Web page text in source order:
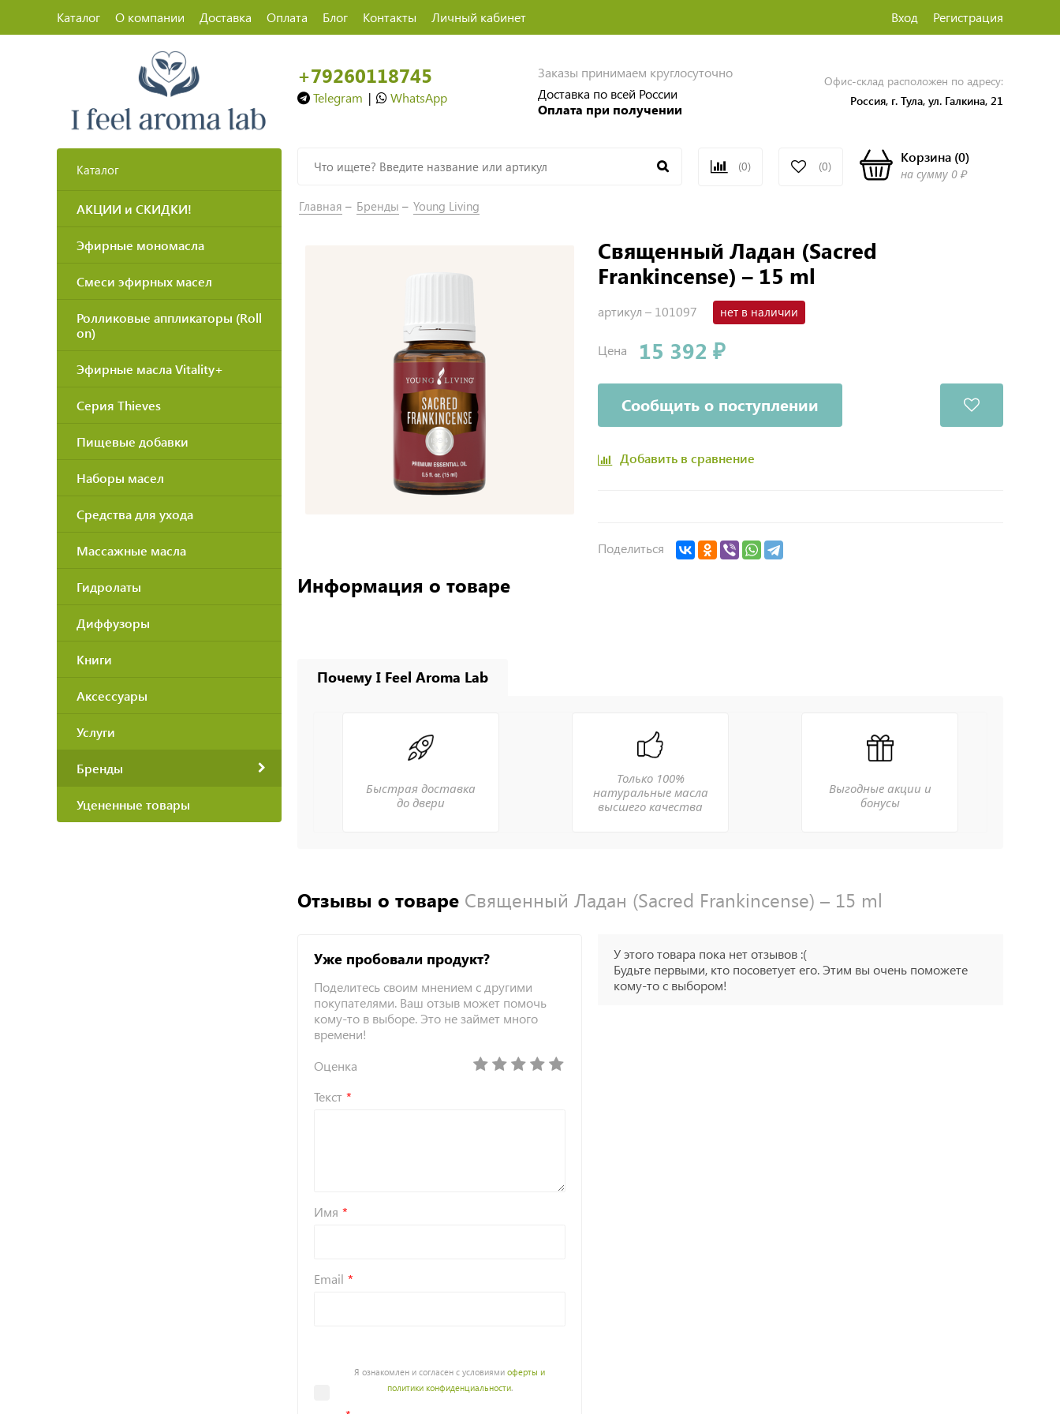
Каталог О компании Доставка Оплата Блог Контакты Личный кабинет Вход Регистрация
+79260118745
Telegram | WhatsApp
Заказы принимаем круглосуточно
Доставка по всей России
Оплата при получении
Офис-склад расположен по адресу:
Россия, г. Тула, ул. Галкина, 21
(0) (0)
Корзина(0)
на сумму 0 ₽
Каталог
АКЦИИ и СКИДКИ!
Эфирные мономасла
Смеси эфирных масел
Ролликовые аппликаторы (Roll
on)
Эфирные масла Vitality+
Серия Thieves
Пищевые добавки
Наборы масел
Средства для ухода
Массажные масла
Гидролаты
Диффузоры
Книги
Аксессуары
Услуги
Бренды
Уцененные товары
Главная Бренды Young Living
Священный Ладан (Sacred
Frankincense) – 15 ml
артикул – 101097 нет в наличии
Цена 15 392 ₽
Сообщить о поступлении
Добавить в сравнение
Поделиться
Информация о товаре
Почему I Feel Aroma Lab
Быстрая доставка
до двери
Только 100%
натуральные масла
высшего качества
Выгодные акции и
бонусы
Отзывы о товаре Священный Ладан (Sacred Frankincense) – 15 ml
Уже пробовали продукт?
Поделитесь своим мнением с другими
покупателями. Ваш отзыв может помочь
кому-то в выборе. Это не займет много
времени!
Оценка
Текст
Имя
Email
Я ознакомлен и согласен с условиямиоферты и
политики конфиденциальности.
У этого товара пока нет отзывов :(
Будьте первыми, кто посоветует его. Этим вы очень поможете
кому-то с выбором!